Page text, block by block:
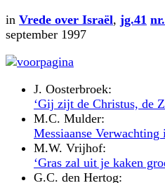
in Vrede over Israël, jg.41
september 1997
J. Oosterbroek:
‘Gij zijt de Christus, de
M.C. Mulder:
Messiaanse
M.W. Vrijhof:
‘Gras zal uit je kaken
G.C. den Hertog: